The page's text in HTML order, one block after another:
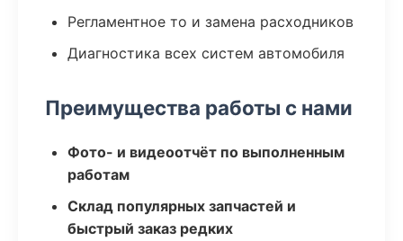
Регламентное то и замена расходников
Диагностика всех систем автомобиля
Преимущества работы с нами
Фото- и видеоотчёт по выполненным
работам
Склад популярных запчастей и
быстрый заказ редких